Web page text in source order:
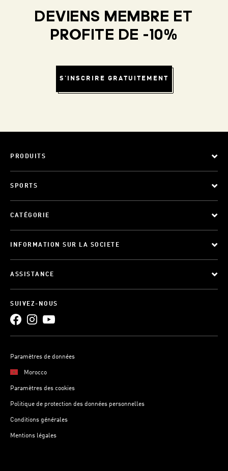
DEVIENS MEMBRE ET
PROFITE DE -10%
S'INSCRIRE GRATUITEMENT
PRODUITS
SPORTS
CATÉGORIE
INFORMATION SUR LA SOCIETE
ASSISTANCE
SUIVEZ-NOUS
Paramètres de données
Morocco
Paramètres des cookies
Politique de protection des données personnelles
Conditions générales
Mentions légales